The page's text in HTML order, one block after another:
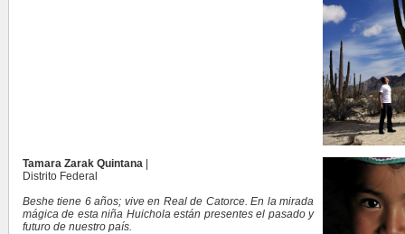
Tamara Zarak Quintana
Distrito Federal
Beshe tiene 6 años; vive en Real de Catorce. En la mirada
mágica de esta niña Huichola están presentes el pasado y
futuro de nuestro país.